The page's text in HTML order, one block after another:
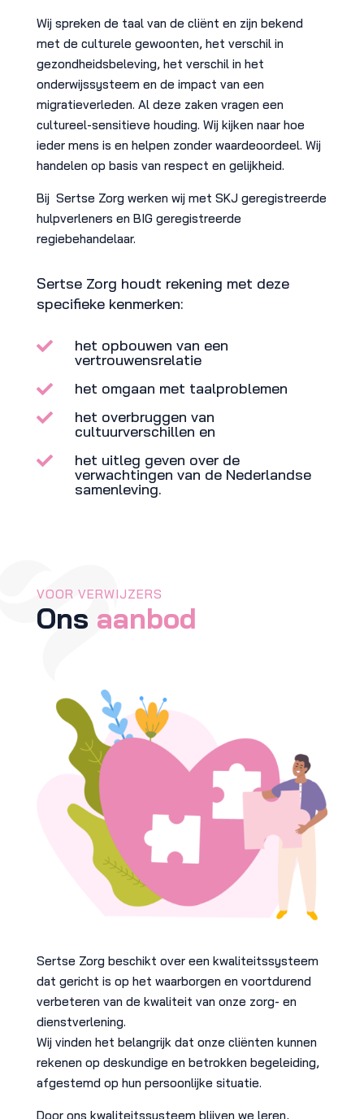
Wij spreken de taal van de cliënt en zijn bekend
met de culturele gewoonten, het verschil in
gezondheidsbeleving, het verschil in het
onderwijssysteem en de impact van een
migratieverleden. Al deze zaken vragen een
cultureel-sensitieve houding. Wij kijken naar hoe
ieder mens is en helpen zonder waardeoordeel. Wij
handelen op basis van respect en gelijkheid.
Bij Sertse Zorg werken wij met SKJ geregistreerde
hulpverleners en BIG geregistreerde
regiebehandelaar.
Sertse Zorg houdt rekening met deze
specifieke kenmerken:
 het opbouwen van een
vertrouwensrelatie
 het omgaan met taalproblemen
 het overbruggen van
cultuurverschillen en
 het uitleg geven over de
verwachtingen van de Nederlandse
samenleving.
VOOR VERWIJZERS
Ons aanbod
Sertse Zorg beschikt over een kwaliteitssysteem
dat gericht is op het waarborgen en voortdurend
verbeteren van de kwaliteit van onze zorg- en
dienstverlening.
Wij vinden het belangrijk dat onze cliënten kunnen
rekenen op deskundige en betrokken begeleiding,
afgestemd op hun persoonlijke situatie.
Door ons kwaliteitssysteem blijven we leren,